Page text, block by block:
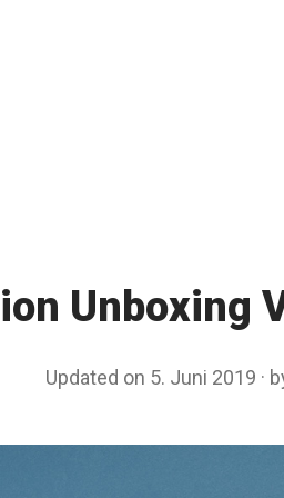
Unboxing
Updated on 5. Juni 2019 2
u